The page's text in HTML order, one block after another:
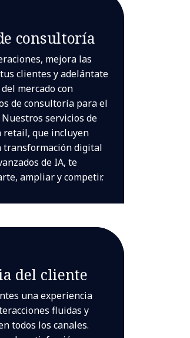
consultoría
mejora las
clientes y adelántate
mercado con
de consultoría para el
servicios de
que incluyen
transformación digital
de IA, te
ampliar y competir.
del cliente
una experiencia
fluidas y
todos los canales.